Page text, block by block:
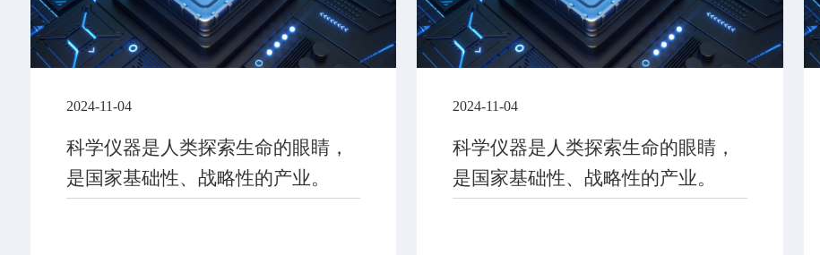
2024-11-04
科学仪器是人类探索生命的眼睛，
是国家基础性、战略性的产业。
2024-11-04
科学仪器是人类探索生命的眼睛，
是国家基础性、战略性的产业。